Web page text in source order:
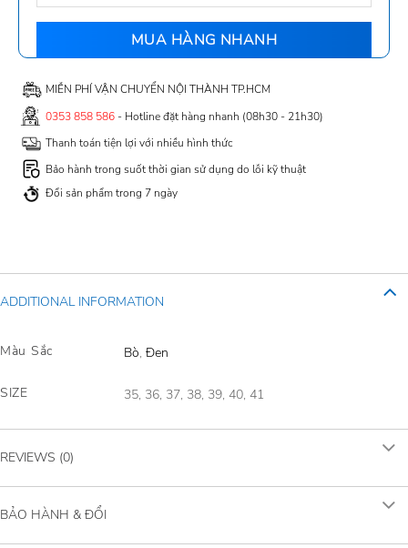
MIỄN PHÍ VẬN CHUYỂN NỘI THÀNH TP.HCM
0353 858 586- Hotline đặt hàng nhanh (08h30 - 21h30)
Thanh toán tiện lợi với nhiều hình thức
Bảo hành trong suốt thời gian sử dụng do lỗi kỹ thuật
Đổi sản phẩm trong 7 ngày
ADDITIONAL INFORMATION
Màu Sắc Bò,Đen
SIZE 35, 36, 37, 38, 39, 40, 41
REVIEWS (0)
BẢO HÀNH & ĐỔI